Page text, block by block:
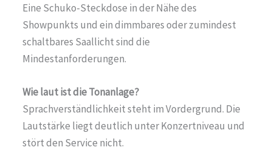
Eine Schuko-Steckdose in der Nähe des
Showpunkts und ein dimmbares oder zumindest
schaltbares Saallicht sind die
Mindestanforderungen.
Wie laut ist die Tonanlage?
Sprachverständlichkeit steht im Vordergrund. Die
Lautstärke liegt deutlich unter Konzertniveau und
stört den Service nicht.